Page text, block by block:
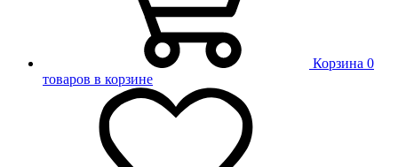
Корзина 0
товаров в корзине